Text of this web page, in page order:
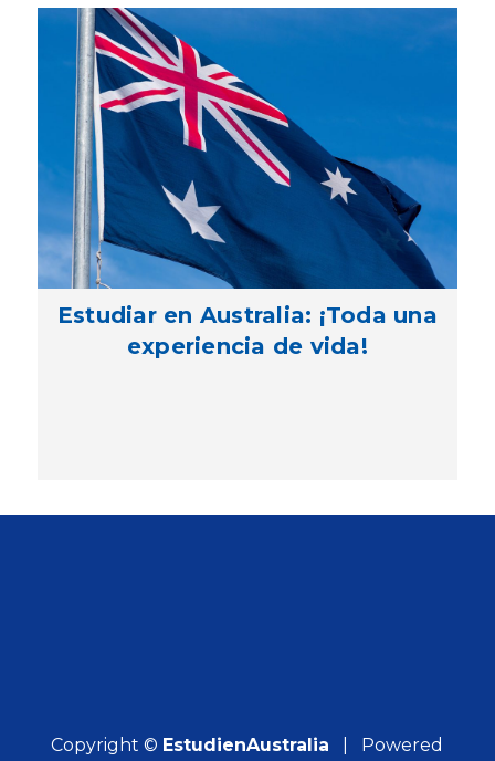
Estudiar en Australia: ¡Toda una
experiencia de vida!
Copyright © EstudienAustralia | Powered